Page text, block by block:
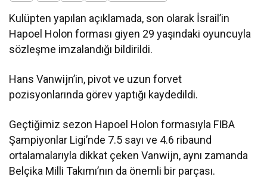
Kulüpten yapılan açıklamada, son olarak İsrail’in
Hapoel Holon forması giyen 29 yaşındaki oyuncuyla
sözleşme imzalandığı bildirildi.
Hans Vanwijn’in, pivot ve uzun forvet
pozisyonlarında görev yaptığı kaydedildi.​​​​​​​
Geçtiğimiz sezon Hapoel Holon formasıyla FIBA
Şampiyonlar Ligi’nde 7.5 sayı ve 4.6 ribaund
ortalamalarıyla dikkat çeken Vanwijn, aynı zamanda
Belçika Milli Takımı’nın da önemli bir parçası.